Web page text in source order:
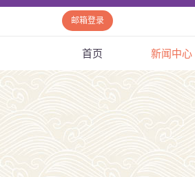
邮箱登录
首页 新闻中心